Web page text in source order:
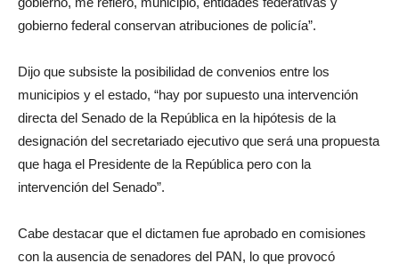
gobierno federal conservan atribuciones de policía”.
Dijo que subsiste la posibilidad de convenios entre los
municipios y el estado, “hay por supuesto una intervención
directa del Senado de la República en la hipótesis de la
designación del secretariado ejecutivo que será una propuesta
que haga el Presidente de la República pero con la
intervención del Senado”.
Cabe destacar que el dictamen fue aprobado en comisiones
con la ausencia de senadores del PAN, lo que provocó